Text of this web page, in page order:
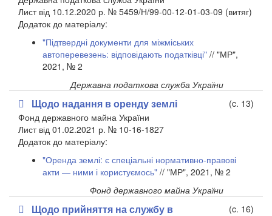
Лист від 10.12.2020 р. № 5459/Н/99-00-12-01-03-09 (витяг)
Додаток до матеріалу:
"Підтвердні документи для міжміських
автоперевезень: відповідають податківці" // "МР",
2021, № 2
Державна податкова служба України
Щодо надання в оренду землі
(c. 13)
Фонд державного майна України
Лист від 01.02.2021 р. № 10-16-1827
​Додаток до матеріалу:
"Оренда землі: є спеціальні нормативно-правові
акти — ними і користуємось" // "МР", 2021, № 2
Фонд державного майна України
Щодо прийняття на службу в
(c. 16)